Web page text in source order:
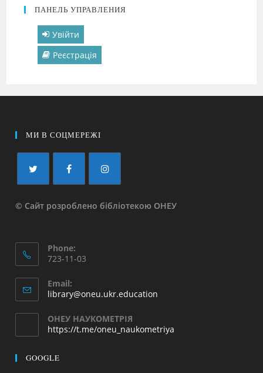
ПАНЕЛЬ УПРАВЛЕНИЯ
Увійти
Реєстрація
МИ В СОЦМЕРЕЖІ
© Сайт розроблено бібліотекою ОНЕУ
Phone:
723-11-03
Email:
library@oneu.ukr.education
ОНЕУ НАУКОМЕТРІЯ
https://t.me/oneu_naukometriya
GOOGLE